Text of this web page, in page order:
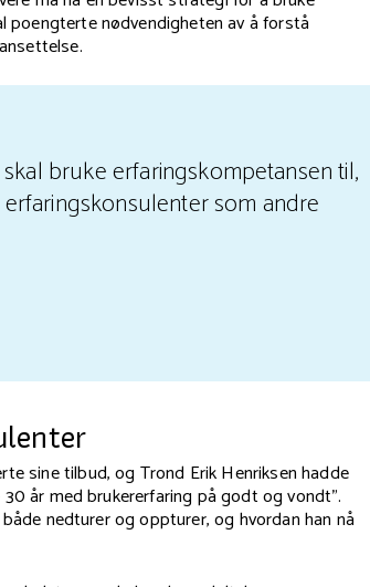
poengterte nødvendigheten av å forstå
bruke erfaringskompetansen til,
som andre
sine tilbud, og Trond Erik Henriksen hadde
år med brukererfaring på godt og vondt".
nedturer og oppturer, og hvordan han nå